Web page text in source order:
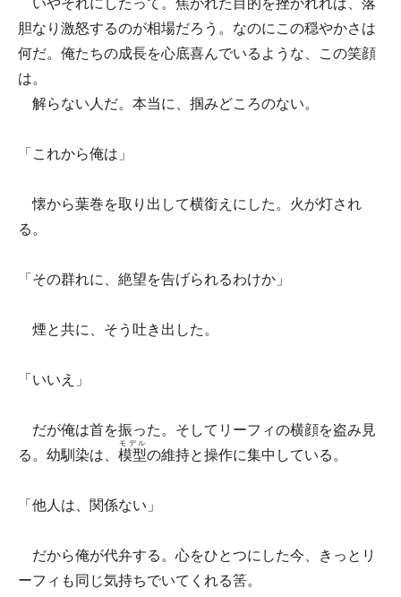
いやそれにしたって。焦がれた目的を挫かれれば、落
胆なり激怒するのが相場だろう。なのにこの穏やかさは
何だ。俺たちの成長を心底喜んでいるような、この笑顔
は。
解らない人だ。本当に、掴みどころのない。
「これから俺は」
懐から葉巻を取り出して横銜えにした。火が灯され
る。
「その群れに、絶望を告げられるわけか」
煙と共に、そう吐き出した。
「いいえ」
だが俺は首を振った。そしてリーフィの横顔を盗み見
る。幼馴染は、 模型
モデル
の維持と操作に集中している。
「他人は、関係ない」
だから俺が代弁する。心をひとつにした今、きっとリ
ーフィも同じ気持ちでいてくれる筈。